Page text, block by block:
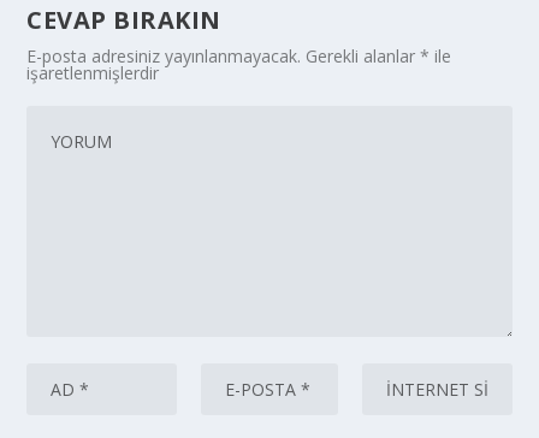
CEVAP BIRAKIN
E-posta adresiniz yayınlanmayacak. Gerekli alanlar* ile
işaretlenmişlerdir